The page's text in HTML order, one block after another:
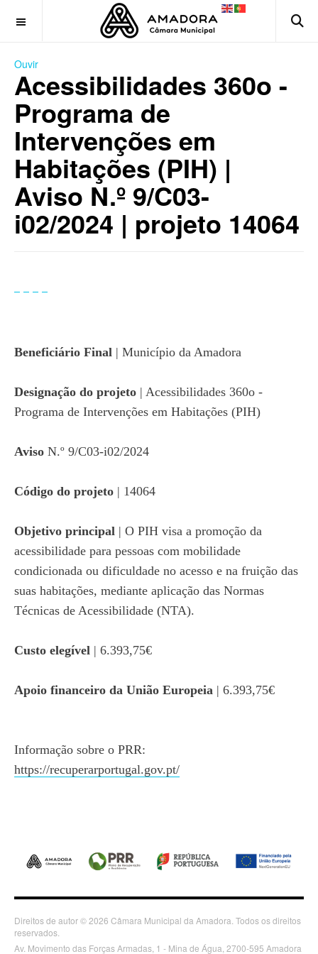
Ouvir
Acessibilidades 360o -
Programa de
Intervenções em
Habitações (PIH) |
Aviso N.º 9/C03-
i02/2024 | projeto 14064
Beneficiário Final | Município da Amadora
Designação do projeto | Acessibilidades 360o -
Programa de Intervenções em Habitações (PIH)
Aviso N.º 9/C03-i02/2024
Código do projeto | 14064
Objetivo principal | O PIH visa a promoção da
acessibilidade para pessoas com mobilidade
condicionada ou dificuldade no acesso e na fruição das
suas habitações, mediante aplicação das Normas
Técnicas de Acessibilidade (NTA).
Custo elegível | 6.393,75€
Apoio financeiro da União Europeia | 6.393,75€
Informação sobre o PRR:
https://recuperarportugal.gov.pt/
Direitos de autor © 2026 Câmara Municipal da Amadora. Todos os direitos
reservados.
Av. Movimento das Forças Armadas, 1 - Mina de Água, 2700-595 Amadora